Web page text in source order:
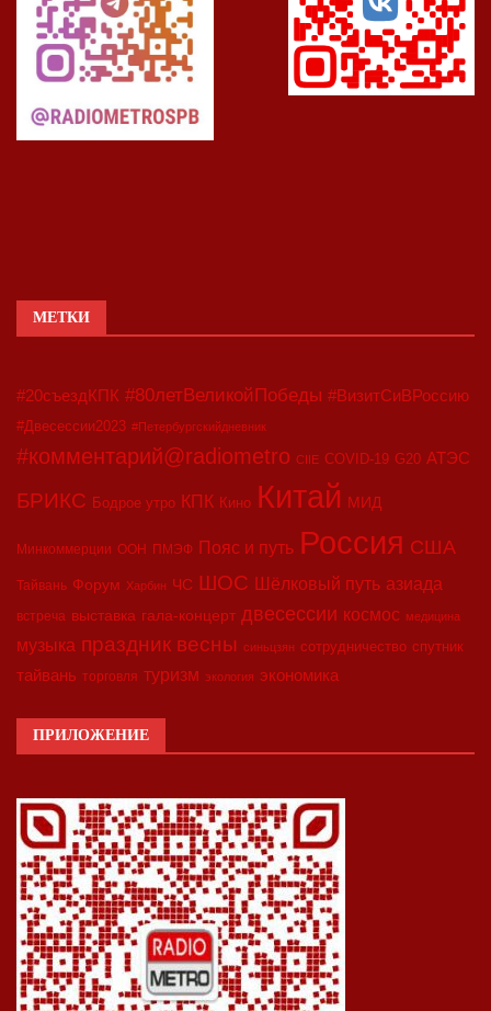
МЕТКИ
#20съездКПК #80летВеликойПобеды #ВизитСиВРоссию
#Двесессии2023 #Петербургскийдневник
#комментарий@radiometro CIIE COVID-19 G20 АТЭС
БРИКС Бодрое утро КПК Кино Китай МИД
Минкоммерции ООН ПМЭФ Пояс и путь Россия США
Тайвань Форум Харбин ЧС ШОС Шёлковый путь азиада
встреча выставка гала-концерт двесессии космос медицина
музыка праздник весны синьцзян сотрудничество спутник
тайвань торговля туризм экология экономика
ПРИЛОЖЕНИЕ